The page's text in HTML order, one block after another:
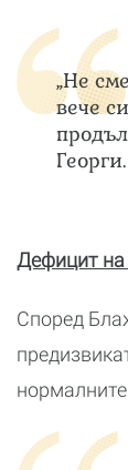
„Не
вече
Георги.
Дефицит
Според